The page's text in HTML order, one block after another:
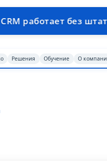
штатного
Решения Обучение О